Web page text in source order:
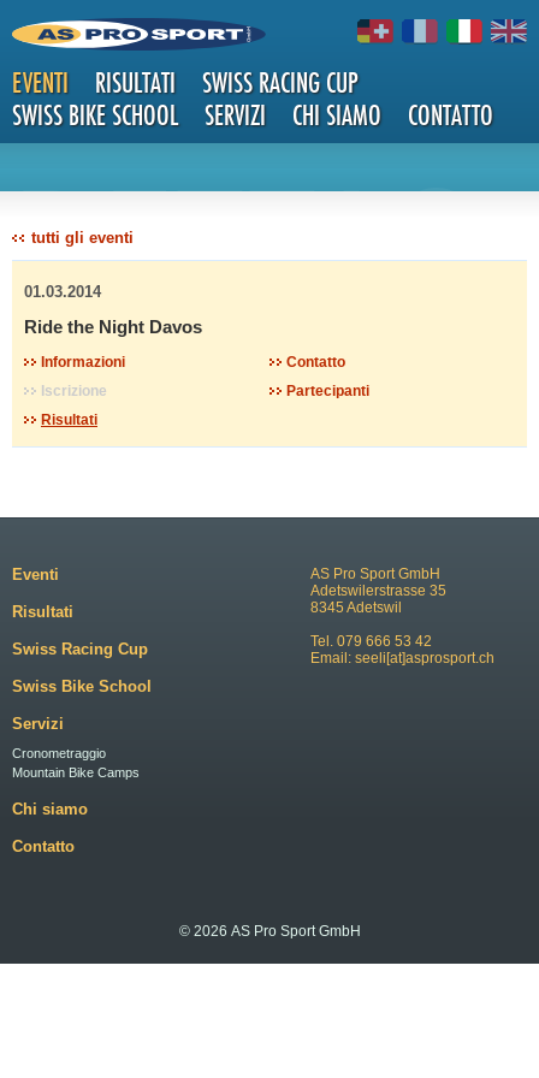
EVENTI RISULTATI
SWISS RACING CUP
SWISS BIKE SCHOOL
SERVIZI CHI SIAMO CONTATTO
DETTAG
LI
tutti gli eventi
01.03.2014
Ride the Night Davos
Informazioni
Contatto
Iscrizione
Partecipanti
Risultati
AS Pro Sport GmbH
Adetswilerstrasse 35
8345 Adetswil
Tel. 079 666 53 42
Email: seeli[at]asprosport.ch
Eventi
Risultati
Swiss Racing Cup
Swiss Bike School
Servizi
Cronometraggio
Mountain Bike Camps
Chi siamo
Contatto
© 2026 AS Pro Sport GmbH